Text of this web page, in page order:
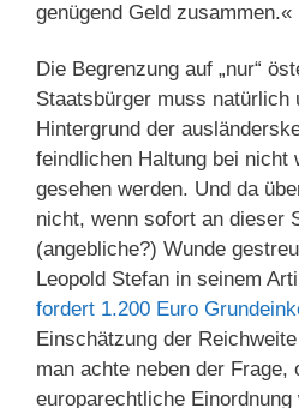
genügend Geld zusammen.«
Die Begrenzung auf „nur“
Staatsbürger muss natürlich
Hintergrund der
feindlichen Haltung bei nicht
gesehen werden. Und da
nicht, wenn sofort an dieser
(angebliche?) Wunde
Leopold Stefan in seinem
fordert 1.200 Euro
Einschätzung der
man achte neben der Frage,
europarechtliche